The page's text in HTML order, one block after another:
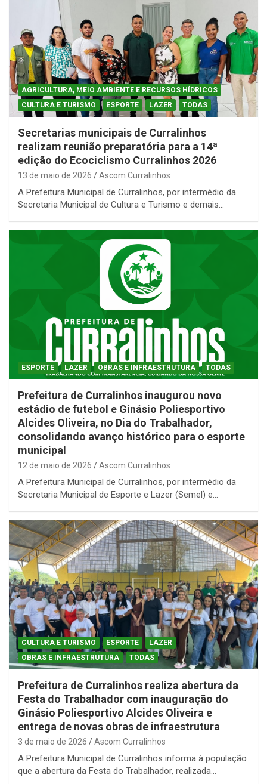
AGRICULTURA, MEIO AMBIENTE E RECURSOS HÍDRICOS
CULTURA E TURISMO
ESPORTE LAZER TODAS
Secretarias municipais de Curralinhos
realizam reunião preparatória para a 14ª
edição do Ecociclismo Curralinhos 2026
13 de maio de 2026 Ascom Curralinhos
A Prefeitura Municipal de Curralinhos, por intermédio da
Secretaria Municipal de Cultura e Turismo e demais…
ESPORTE LAZER OBRAS E INFRAESTRUTURA TODAS
Prefeitura de Curralinhos inaugurou novo
estádio de futebol e Ginásio Poliesportivo
Alcides Oliveira, no Dia do Trabalhador,
consolidando avanço histórico para o esporte
municipal
12 de maio de 2026 Ascom Curralinhos
A Prefeitura Municipal de Curralinhos, por intermédio da
Secretaria Municipal de Esporte e Lazer (Semel) e…
CULTURA E TURISMO ESPORTE
LAZER
OBRAS E INFRAESTRUTURA
TODAS
Prefeitura de Curralinhos realiza abertura da
Festa do Trabalhador com inauguração do
Ginásio Poliesportivo Alcides Oliveira e
entrega de novas obras de infraestrutura
3 de maio de 2026 Ascom Curralinhos
A Prefeitura Municipal de Curralinhos informa à população
que a abertura da Festa do Trabalhador, realizada…